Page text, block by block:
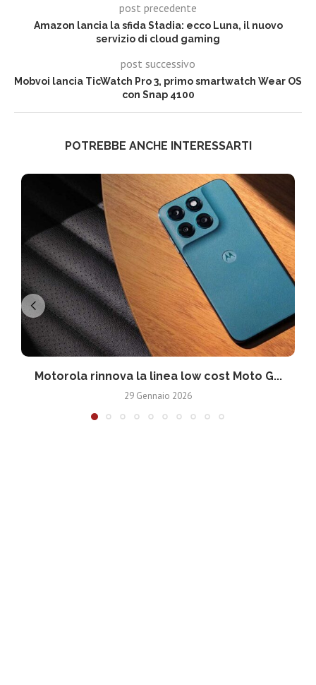
post precedente
Amazon lancia la sfida Stadia: ecco Luna, il nuovo
servizio di cloud gaming
post successivo
Mobvoi lancia TicWatch Pro 3, primo smartwatch Wear OS
con Snap 4100
POTREBBE ANCHE INTERESSARTI
Motorola rinnova la linea low cost Moto G...
29 Gennaio 2026